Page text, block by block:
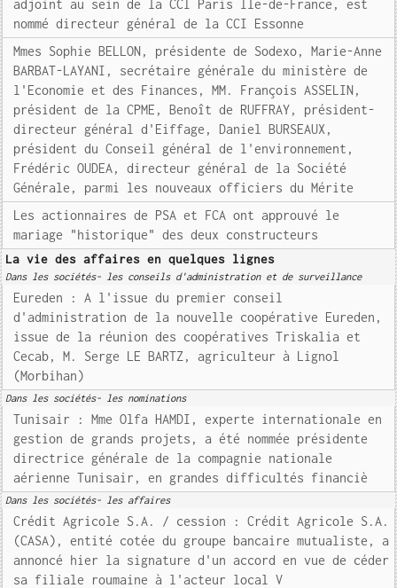
adjoint au sein de la CCI Paris Ile-de-France, est
nommé directeur général de la CCI Essonne
Mmes Sophie BELLON, présidente de Sodexo, Marie-Anne
BARBAT-LAYANI, secrétaire générale du ministère de
l'Economie et des Finances, MM. François ASSELIN,
président de la CPME, Benoît de RUFFRAY, président-
directeur général d'Eiffage, Daniel BURSEAUX,
président du Conseil général de l'environnement,
Frédéric OUDEA, directeur général de la Société
Générale, parmi les nouveaux officiers du Mérite
Les actionnaires de PSA et FCA ont approuvé le
mariage "historique" des deux constructeurs
La vie des affaires en quelques lignes
Dans les sociétés- les conseils d'administration et de surveillance
Eureden : A l'issue du premier conseil
d'administration de la nouvelle coopérative Eureden,
issue de la réunion des coopératives Triskalia et
Cecab, M. Serge LE BARTZ, agriculteur à Lignol
(Morbihan)
Dans les sociétés- les nominations
Tunisair : Mme Olfa HAMDI, experte internationale en
gestion de grands projets, a été nommée présidente
directrice générale de la compagnie nationale
aérienne Tunisair, en grandes difficultés financiè
Dans les sociétés- les affaires
Crédit Agricole S.A. / cession : Crédit Agricole S.A.
(CASA), entité cotée du groupe bancaire mutualiste, a
annoncé hier la signature d'un accord en vue de céder
sa filiale roumaine à l'acteur local V